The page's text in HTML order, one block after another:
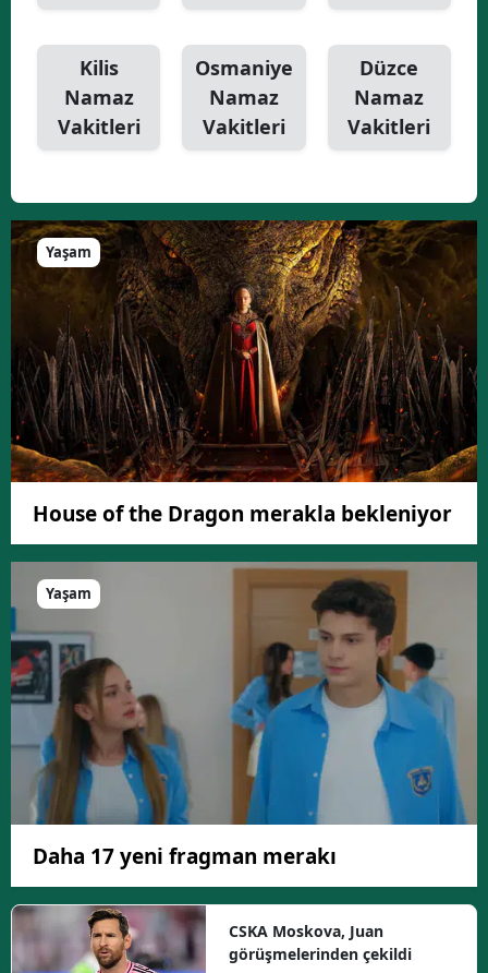
Kilis
Namaz
Vakitleri
Osmaniye
Namaz
Vakitleri
Düzce
Namaz
Vakitleri
Yaşam
House of the Dragon merakla bekleniyor
Yaşam
Daha 17 yeni fragman merakı
CSKA Moskova, Juan
görüşmelerinden çekildi